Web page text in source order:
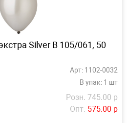
Silver В 105/061, 50
Арт: 1102-0032
В упак: 1 шт
Розн. 745.00 р
Опт. 575.00 р